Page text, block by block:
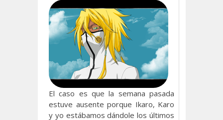
El caso es que la semana pasada
estuve ausente porque Ikaro, Karo
y yo estábamos dándole los últimos